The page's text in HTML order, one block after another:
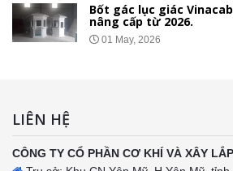
Bốt gác lục giác
nâng cấp từ 2026.
01 May, 2026
LIÊN HỆ
CÔNG TY CỔ PHẦN CƠ KHÍ VÀ XÂY